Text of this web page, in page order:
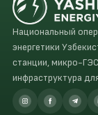
Национальный
энергетики
станции, микро-
инфраструктура